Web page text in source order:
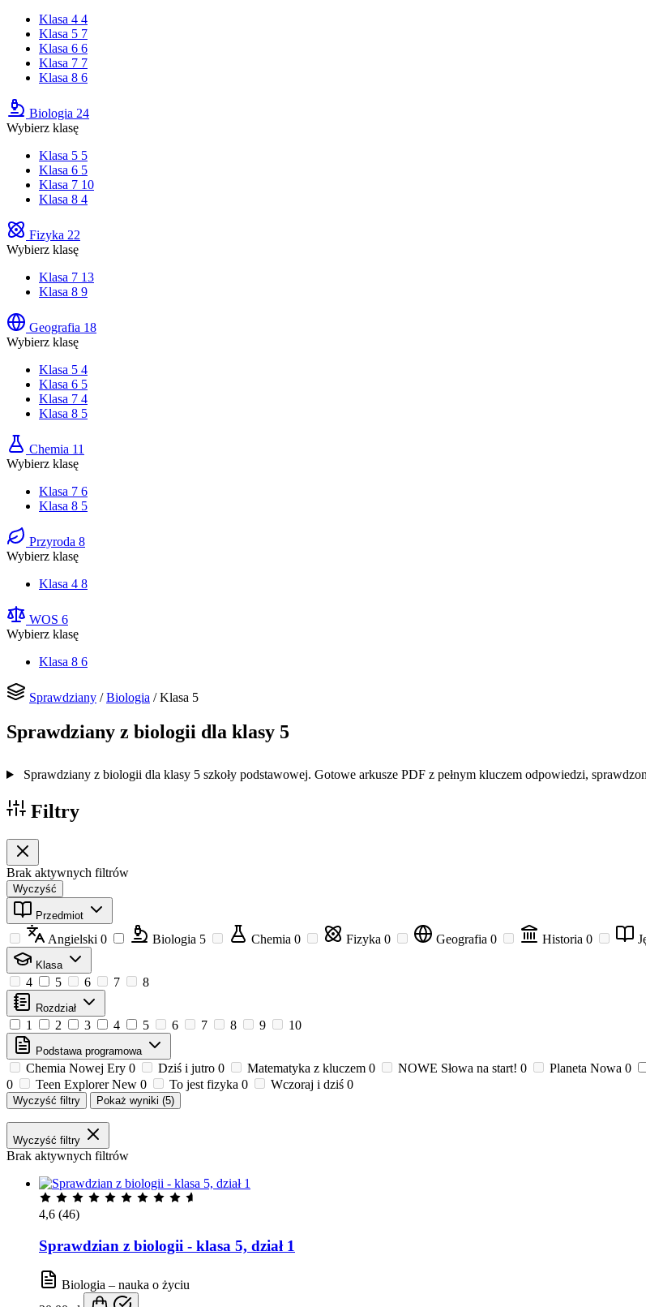
Klasa 4 4
Klasa 5 7
Klasa 6 6
Klasa 7 7
Klasa 8 6
Biologia 24
Wybierz klasę
Klasa 5 5
Klasa 6 5
Klasa 7 10
Klasa 8 4
Fizyka 22
Wybierz klasę
Klasa 7 13
Klasa 8 9
Geografia 18
Wybierz klasę
Klasa 5 4
Klasa 6 5
Klasa 7 4
Klasa 8 5
Chemia 11
Wybierz klasę
Klasa 7 6
Klasa 8 5
Przyroda 8
Wybierz klasę
Klasa 4 8
WOS 6
Wybierz klasę
Klasa 8 6
Sprawdziany / Biologia / Klasa 5
Sprawdziany z biologii dla klasy 5
Sprawdziany z biologii dla klasy 5 szkoły podstawowej. Gotowe arkusze PDF z pełnym kluczem odpowiedzi,
Filtry
Brak aktywnych filtrów
Wyczyść
Przedmiot
Angielski 0 Biologia 5 Chemia 0 Fizyka 0 Geografia 0 Historia 0
Klasa
4 5 6 7 8
Rozdział
1 2 3 4 5 6 7 8 9 10
Podstawa programowa
Chemia Nowej Ery 0 Dziś i jutro 0 Matematyka z kluczem 0 NOWE Słowa na start! 0 Planeta Nowa 0
0
Teen Explorer New 0 To jest fizyka 0 Wczoraj i dziś 0
Wyczyść filtry Pokaż wyniki (5)
Wyczyść filtry
Brak aktywnych filtrów
4,6 (46)
Sprawdzian z biologii - klasa 5, dział 1
Biologia – nauka o życiu